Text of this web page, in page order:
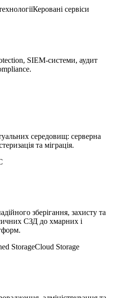
Керовані сервіси
SIEM-системи, аудит
середовищ: серверна
та міграція.
зберігання, захисту та
СЗД до хмарних і
StorageCloud Storage